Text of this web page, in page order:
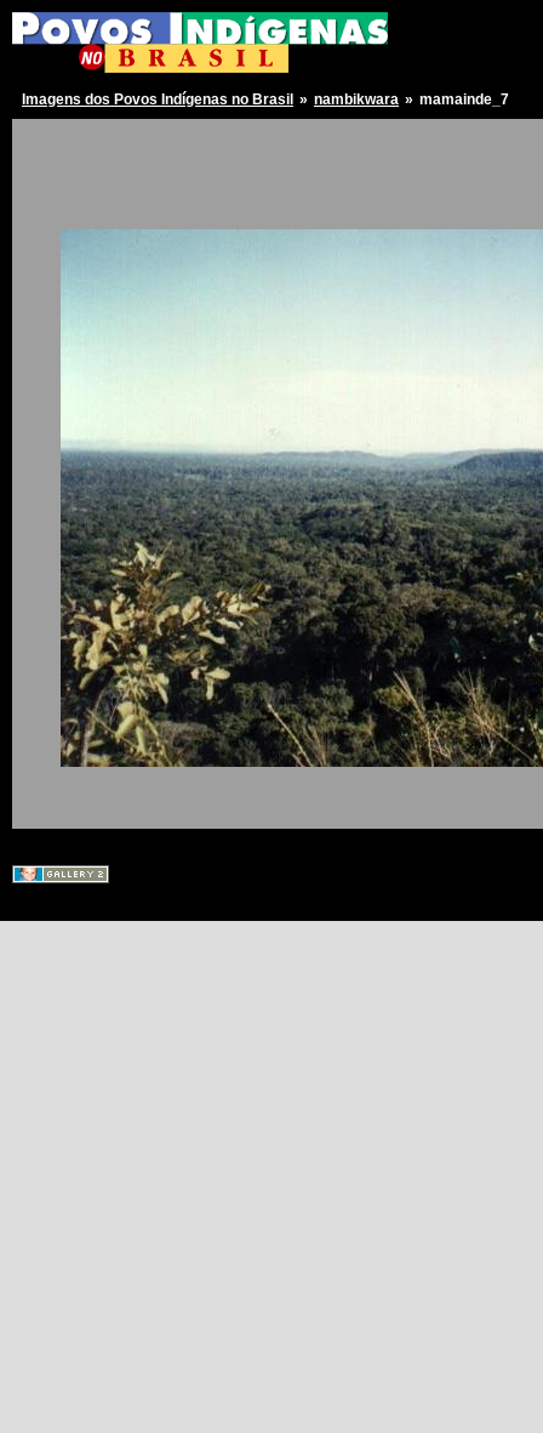
Imagens dos Povos Indígenas no Brasil » nambikwara » mamainde_7